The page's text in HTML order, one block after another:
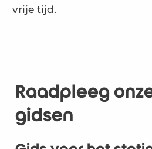
vrije tijd.
Raadpleeg
gidsen